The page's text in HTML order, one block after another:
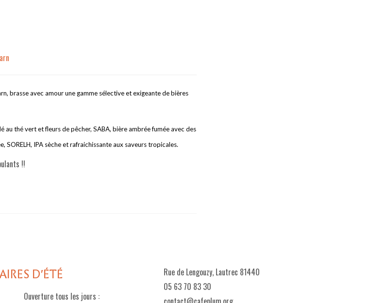
brasse avec amour une gamme sélective et exigeante de bières
au thé vert et fleurs de pêcher, SABA, bière ambrée fumée avec des
SORELH, IPA sèche et rafraichissante aux saveurs tropicales.
!!
D'ÉTÉ
Ouverture tous les jours :
Rue de Lengouzy, Lautrec 81440
05 63 70 83 30